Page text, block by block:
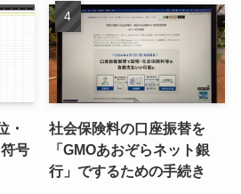
・
号
社会保険料の口座振替を
「GMOあおぞらネット銀
行」でするための手続き